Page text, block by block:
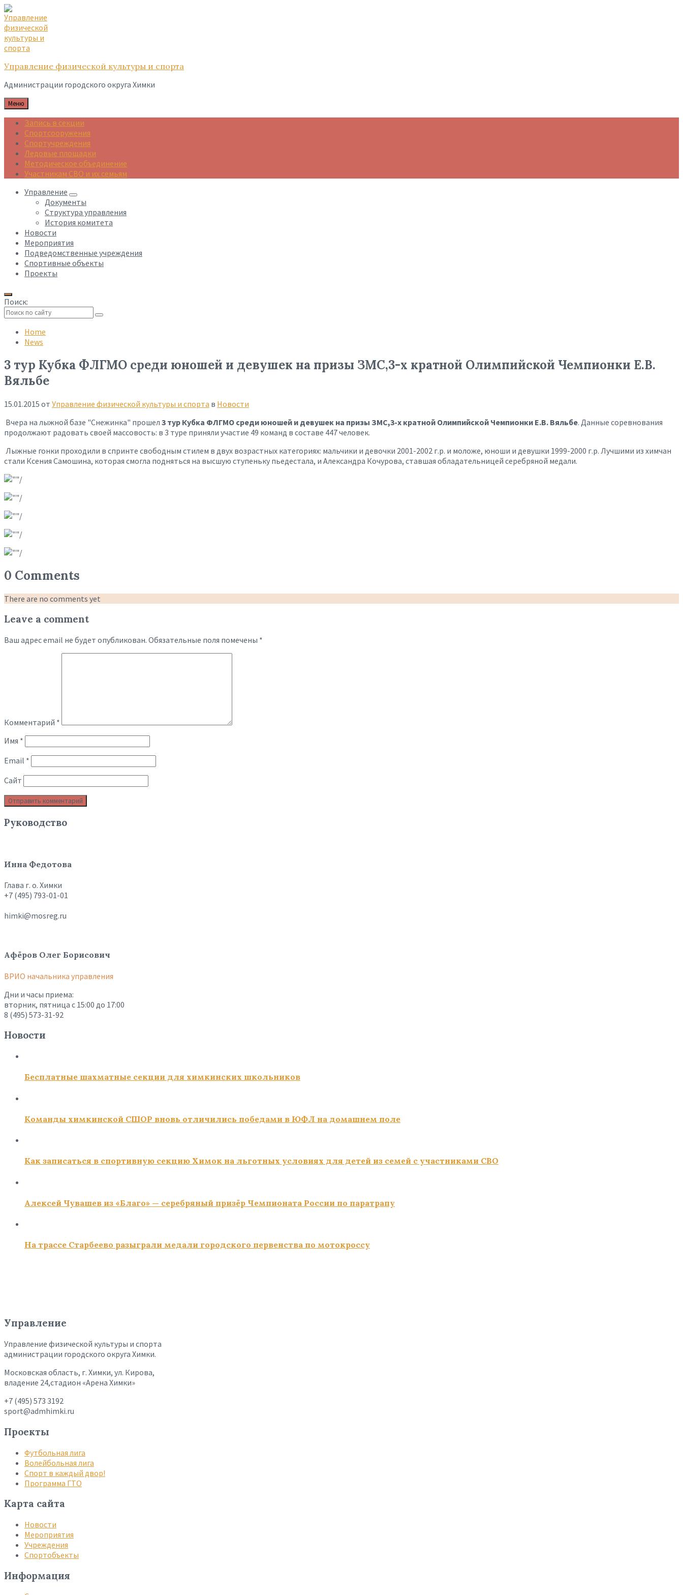
Skip
to
content
Skip
to
main
navigation
Skip
to
footer
Управление физической культуры и спорта
Администрации городского округа Химки
Меню
Запись в секции
Спортсооружения
Спортучреждения
Ледовые площадки
Методическое объединение
Участникам СВО и их семьям
Управление
Документы
Структура управления
История комитета
Новости
Мероприятия
Подведомственные учреждения
Спортивные объекты
Проекты
Поиск:
search
Home
News
3 тур Кубка ФЛГМО среди юношей и девушек на призы ЗМС,3-х кратной Олимпийской Чемпионки Е.В.
Вяльбе
15.01.2015 от Управление физической культуры и спорта в Новости
Вчера на лыжной базе "Снежинка" прошел 3 тур Кубка ФЛГМО среди юношей и девушек на призы ЗМС,3-х кратной Олимпийской Чемпионки Е.В. Вяльбе. Данные соревнования
продолжают радовать своей массовость: в 3 туре приняли участие 49 команд в составе 447 человек.
Лыжные гонки проходили в спринте свободным стилем в двух возрастных категориях: мальчики и девочки 2001-2002 г.р. и моложе, юноши и девушки 1999-2000 г.р. Лучшими из химчан
стали Ксения Самошина, которая смогла подняться на высшую ступеньку пьедестала, и Александра Кочурова, ставшая обладательницей серебряной медали.
0 Comments
There are no comments yet
Leave a comment
Ваш адрес email не будет опубликован. Обязательные поля помечены *
Комментарий *
Имя *
Email *
Сайт
Руководство
Инна Федотова
Глава г. о. Химки
+7 (495) 793-01-01
himki@mosreg.ru
Афёров Олег Борисович
ВРИО начальника управления
Дни и часы приема:
вторник, пятница с 15:00 до 17:00
8 (495) 573-31-92
Новости
Бесплатные шахматные секции для химкинских школьников
Команды химкинской СШОР вновь отличились победами в ЮФЛ на домашнем поле
Как записаться в спортивную секцию Химок на льготных условиях для детей из семей с участниками СВО
Алексей Чувашев из «Благо» — серебряный призёр Чемпионата России по паратрапу
На трассе Старбеево разыграли медали городского первенства по мотокроссу
Управление
Управление физической культуры и спорта
администрации городского округа Химки.
Московская область, г. Химки, ул. Кирова,
владение 24,стадион «Арена Химки»
+7 (495) 573 3192
sport@admhimki.ru
Проекты
Футбольная лига
Волейбольная лига
Спорт в каждый двор!
Программа ГТО
Карта сайта
Новости
Мероприятия
Учреждения
Спортобъекты
Информация